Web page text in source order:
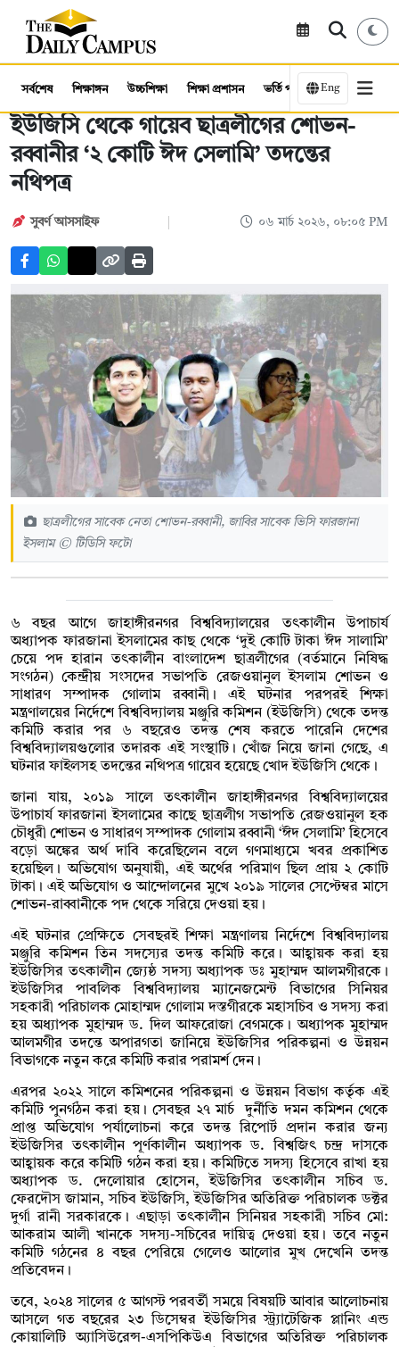
সর্বশেষ শিক্ষাঙ্গন উচ্চশিক্ষা শিক্ষা প্রশাসন ভর্তি পরীক্ষা কর্মসংস্থান
Eng
ইউজিসি থেকে গায়েব ছাত্রলীগের শোভন-
রব্বানীর ‘২ কোটি ঈদ সেলামি’ তদন্তের
নথিপত্র
সুবর্ণ আসসাইফ ০৬ মার্চ ২০২৬, ০৮:০৫ PM
ছাত্রলীগের সাবেক নেতা শোভন-রব্বানী, জাবির সাবেক ভিসি ফারজানা
ইসলাম © টিডিসি ফটো
৬ বছর আগে জাহাঙ্গীরনগর বিশ্ববিদ্যালয়ের তৎকালীন উপাচার্য
অধ্যাপক ফারজানা ইসলামের কাছ থেকে ‘দুই কোটি টাকা ঈদ সালামি’
চেয়ে পদ হারান তৎকালীন বাংলাদেশ ছাত্রলীগের (বর্তমানে নিষিদ্ধ
সংগঠন) কেন্দ্রীয় সংসদের সভাপতি রেজওয়ানুল ইসলাম শোভন ও
সাধারণ সম্পাদক গোলাম রব্বানী। এই ঘটনার পরপরই শিক্ষা
মন্ত্রণালয়ের নির্দেশে বিশ্ববিদ্যালয় মঞ্জুরি কমিশন (ইউজিসি) থেকে তদন্ত
কমিটি করার পর ৬ বছরেও তদন্ত শেষ করতে পারেনি দেশের
বিশ্ববিদ্যালয়গুলোর তদারক এই সংস্থাটি। খোঁজ নিয়ে জানা গেছে, এ
ঘটনার ফাইলসহ তদন্তের নথিপত্র গায়েব হয়েছে খোদ ইউজিসি থেকে।
জানা যায়, ২০১৯ সালে তৎকালীন জাহাঙ্গীরনগর বিশ্ববিদ্যালয়ের
উপাচার্য ফারজানা ইসলামের কাছে ছাত্রলীগ সভাপতি রেজওয়ানুল হক
চৌধুরী শোভন ও সাধারণ সম্পাদক গোলাম রব্বানী ‘ঈদ সেলামি’ হিসেবে
বড়ো অঙ্কের অর্থ দাবি করেছিলেন বলে গণমাধ্যমে খবর প্রকাশিত
হয়েছিল। অভিযোগ অনুযায়ী, এই অর্থের পরিমাণ ছিল প্রায় ২ কোটি
টাকা। এই অভিযোগ ও আন্দোলনের মুখে ২০১৯ সালের সেপ্টেম্বর মাসে
শোভন-রাব্বানীকে পদ থেকে সরিয়ে দেওয়া হয়।
এই ঘটনার প্রেক্ষিতে সেবছরই শিক্ষা মন্ত্রণালয় নির্দেশে বিশ্ববিদ্যালয়
মঞ্জুরি কমিশন তিন সদস্যের তদন্ত কমিটি করে। আহ্বায়ক করা হয়
ইউজিসির তৎকালীন জ্যেষ্ঠ সদস্য অধ্যাপক ডঃ মুহাম্মদ আলমগীরকে।
ইউজিসির পাবলিক বিশ্ববিদ্যালয় ম্যানেজমেন্ট বিভাগের সিনিয়র
সহকারী পরিচালক মোহাম্মদ গোলাম দস্তগীরকে মহাসচিব ও সদস্য করা
হয় অধ্যাপক মুহাম্মদ ড. দিল আফরোজা বেগমকে। অধ্যাপক মুহাম্মদ
আলমগীর তদন্তে অপারগতা জানিয়ে ইউজিসির পরিকল্পনা ও উন্নয়ন
বিভাগকে নতুন করে কমিটি করার পরামর্শ দেন।
এরপর ২০২২ সালে কমিশনের পরিকল্পনা ও উন্নয়ন বিভাগ কর্তৃক এই
কমিটি পুনর্গঠন করা হয়। সেবছর ২৭ মার্চ দুর্নীতি দমন কমিশন থেকে
প্রাপ্ত অভিযোগ পর্যালোচনা করে তদন্ত রিপোর্ট প্রদান করার জন্য
ইউজিসির তৎকালীন পূর্ণকালীন অধ্যাপক ড. বিশ্বজিৎ চন্দ্র দাসকে
আহ্বায়ক করে কমিটি গঠন করা হয়। কমিটিতে সদস্য হিসেবে রাখা হয়
অধ্যাপক ড. দেলোয়ার হোসেন, ইউজিসির তৎকালীন সচিব ড.
ফেরদৌস জামান, সচিব ইউজিসি, ইউজিসির অতিরিক্ত পরিচালক ডক্টর
দুর্গা রানী সরকারকে। এছাড়া তৎকালীন সিনিয়র সহকারী সচিব মো:
আকরাম আলী খানকে সদস্য-সচিবের দায়িত্ব দেওয়া হয়।তবে নতুন
কমিটি গঠনের ৪ বছর পেরিয়ে গেলেও আলোর মুখ দেখেনি তদন্ত
প্রতিবেদন।
তবে, ২০২৪ সালের ৫ আগস্ট পরবর্তী সময়ে বিষয়টি আবার আলোচনায়
আসলে গত বছরের ২৩ ডিসেম্বর ইউজিসির স্ট্র্যাটেজিক প্লানিং এন্ড
কোয়ালিটি অ্যাসিউরেন্স-এসপিকিউএ বিভাগের অতিরিক্ত পরিচালক